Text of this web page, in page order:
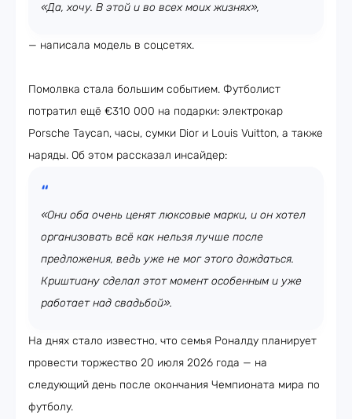
«Да, хочу. В этой и во всех моих жизнях»,
— написала модель в соцсетях.
Помолвка стала большим событием. Футболист
потратил ещё €310 000 на подарки: электрокар
Porsche Taycan, часы, сумки Dior и Louis Vuitton, а также
наряды. Об этом рассказал инсайдер:
«Они оба очень ценят люксовые марки, и он хотел
организовать всё как нельзя лучше после
предложения, ведь уже не мог этого дождаться.
Криштиану сделал этот момент особенным и уже
работает над свадьбой».
На днях стало известно, что семья Роналду планирует
провести торжество 20 июля 2026 года — на
следующий день после окончания Чемпионата мира по
футболу.